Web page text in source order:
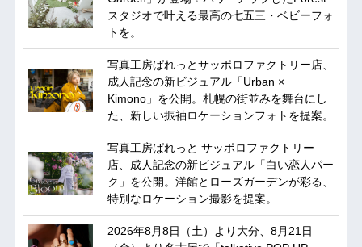
スタジオで叶える最高の七五三・ベビーフォ
トを。
写真工房ぱれっとサッポロファクトリー店、
成人記念の新ビジュアル「Urban ×
Kimono」を公開。札幌の街並みを舞台にし
た、新しい振袖ロケーションフォトを提案。
写真工房ぱれっと サッポロファクトリー
店、成人記念の新ビジュアル「白い恋人パー
ク」を公開。洋館とローズガーデンが彩る、
特別なロケーション撮影を提案。
2026年8月8日（土）より大分、8月21日